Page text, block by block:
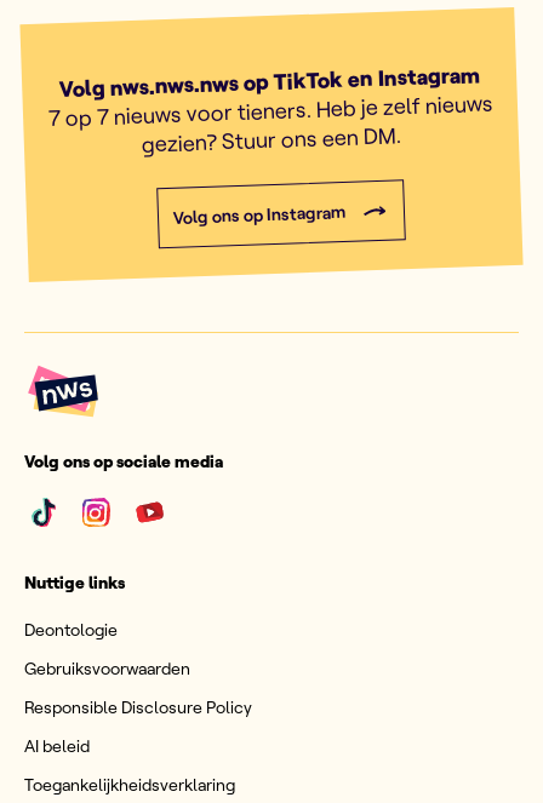
Volg nws.nws.nws op TikTok en Instagram
7 op 7 nieuws voor tieners. Heb je zelf nieuws
gezien? Stuur ons een DM.
Volg ons op Instagram
Volg ons op sociale media
Nuttige links
Deontologie
Gebruiksvoorwaarden
Responsible Disclosure Policy
AI beleid
Toegankelijkheidsverklaring